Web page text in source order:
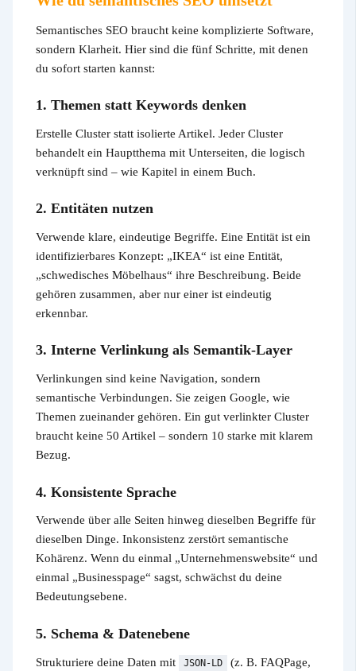
Semantisches SEO braucht keine komplizierte Software,
sondern Klarheit. Hier sind die fünf Schritte, mit denen
du sofort starten kannst:
1. Themen statt Keywords denken
Erstelle Cluster statt isolierte Artikel. Jeder Cluster
behandelt ein Hauptthema mit Unterseiten, die logisch
verknüpft sind – wie Kapitel in einem Buch.
2. Entitäten nutzen
Verwende klare, eindeutige Begriffe. Eine Entität ist ein
identifizierbares Konzept: „IKEA“ ist eine Entität,
„schwedisches Möbelhaus“ ihre Beschreibung. Beide
gehören zusammen, aber nur einer ist eindeutig
erkennbar.
3. Interne Verlinkung als Semantik-Layer
Verlinkungen sind keine Navigation, sondern
semantische Verbindungen. Sie zeigen Google, wie
Themen zueinander gehören. Ein gut verlinkter Cluster
braucht keine 50 Artikel – sondern 10 starke mit klarem
Bezug.
4. Konsistente Sprache
Verwende über alle Seiten hinweg dieselben Begriffe für
dieselben Dinge. Inkonsistenz zerstört semantische
Kohärenz. Wenn du einmal „Unternehmenswebsite“ und
einmal „Businesspage“ sagst, schwächst du deine
Bedeutungsebene.
5. Schema & Datenebene
Strukturiere deine Daten mit JSON-LD
(z. B. FAQPage,